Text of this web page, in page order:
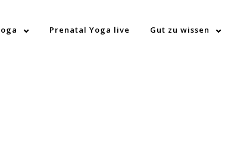
Prenatal Yoga live Gut zu wissen